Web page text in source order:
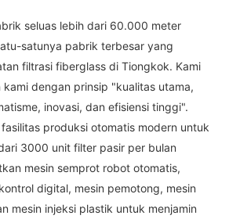
seluas lebih dari 60.000 meter
satunya pabrik terbesar yang
filtrasi fiberglass di Tiongkok. Kami
kami dengan prinsip "kualitas utama,
inovasi, dan efisiensi tinggi".
fasilitas produksi otomatis modern untuk
3000 unit filter pasir per bulan
mesin semprot robot otomatis,
digital, mesin pemotong, mesin
mesin injeksi plastik untuk menjamin